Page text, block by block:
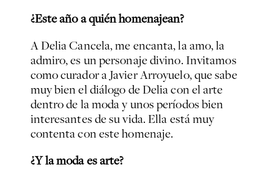
¿Este año a quién homenajean?
A Delia Cancela, me encanta, la amo, la
admiro, es un personaje divino. Invitamos
como curador a Javier Arroyuelo, que sabe
muy bien el diálogo de Delia con el arte
dentro de la moda y unos períodos bien
interesantes de su vida. Ella está muy
contenta con este homenaje.
¿Y la moda es arte?